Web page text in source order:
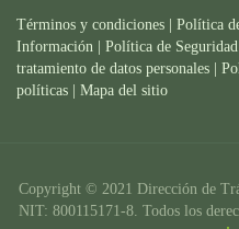
Términos y condiciones
Política
Información
Política de
tratamiento de datos personales |
políticas |
Mapa del sitio
Copyright © 2021 Dirección de
NIT: 800115171-8. Todos los